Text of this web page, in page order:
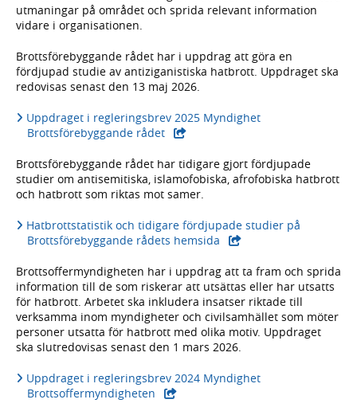
utmaningar på området och sprida relevant information
vidare i organisationen.
Brottsförebyggande rådet har i uppdrag att göra en
fördjupad studie av antiziganistiska hatbrott. Uppdraget ska
redovisas senast den 13 maj 2026.
Uppdraget i regleringsbrev 2025 Myndighet
Brottsförebyggande rådet- extern webbplats,
Brottsförebyggande rådet har tidigare gjort fördjupade
studier om antisemitiska, islamofobiska, afrofobiska hatbrott
och hatbrott som riktas mot samer.
Hatbrottstatistik och tidigare fördjupade studier på
Brottsförebyggande rådets hemsida- extern webbplats,
Brottsoffermyndigheten har i uppdrag att ta fram och sprida
information till de som riskerar att utsättas eller har utsatts
för hatbrott. Arbetet ska inkludera insatser riktade till
verksamma inom myndigheter och civilsamhället som möter
personer utsatta för hatbrott med olika motiv. Uppdraget
ska slutredovisas senast den 1 mars 2026.
Uppdraget i regleringsbrev 2024 Myndighet
Brottsoffermyndigheten- extern webbplats,